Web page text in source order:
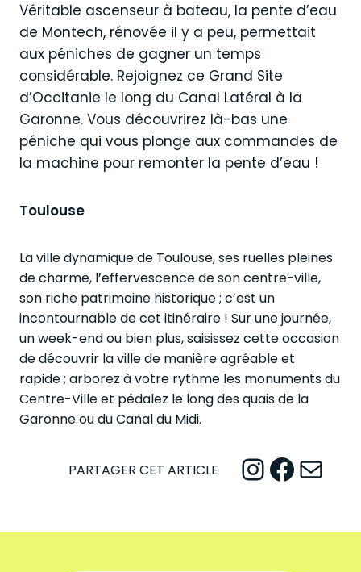
Véritable ascenseur à bateau, la pente d’eau
de Montech, rénovée il y a peu, permettait
aux péniches de gagner un temps
considérable. Rejoignez ce Grand Site
d’Occitanie le long du Canal Latéral à la
Garonne. Vous découvrirez là-bas une
péniche qui vous plonge aux commandes de
la machine pour remonter la pente d’eau !
Toulouse
La ville dynamique de Toulouse, ses ruelles pleines
de charme, l’effervescence de son centre-ville,
son riche patrimoine historique ; c’est un
incontournable de cet itinéraire ! Sur une journée,
un week-end ou bien plus, saisissez cette occasion
de découvrir la ville de manière agréable et
rapide ; arborez à votre rythme les monuments du
Centre-Ville et pédalez le long des quais de la
Garonne ou du Canal du Midi.
PARTAGER CET ARTICLE InstagramFacebook Mail